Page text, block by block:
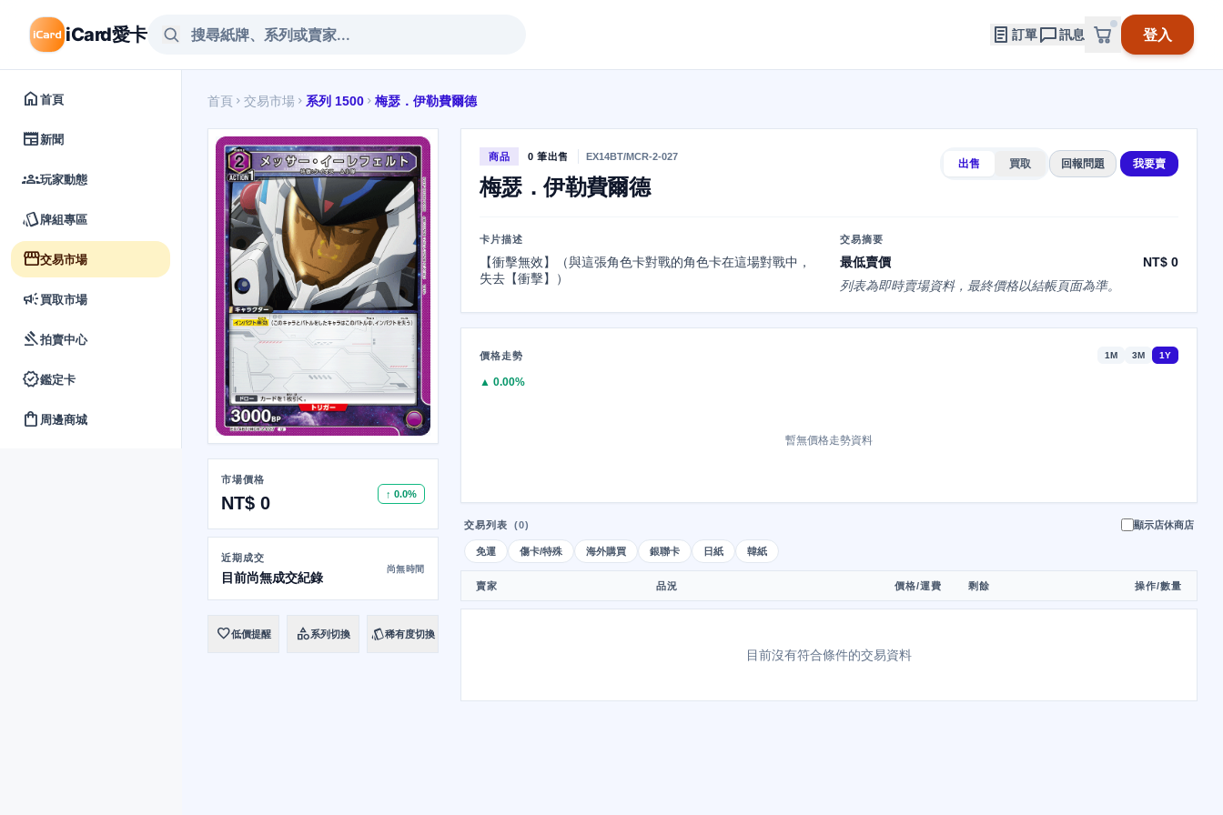
iCard愛卡 訂單 訊息 登入
home首頁
newspaper新聞
groups玩家動態
style牌組專區
storefront交易市場
campaign買取市場
gavel拍賣中心
verified鑑定卡
shopping_bag 周邊商城
首頁 chevron_right 交易市場 chevron_right 系列 1500 chevron_right 梅瑟．伊勒費爾德
市場價格
NT$ 0 ↑ 0.0%
近期成交
目前尚無成交紀錄
尚無時間
favorite低價提醒 category系列切換 style稀有度切換
商品 0 筆出售 EX14BT/MCR-2-027
梅瑟．伊勒費爾德
出售 買取 回報問題 我要賣
卡片描述
【衝擊無效】（與這張角色卡對戰的角色卡在這場對戰中，
失去【衝擊】）
交易摘要
最低賣價
NT$ 0
列表為即時賣場資料，最終價格以結帳頁面為準。
價格走勢 1M 3M 1Y
▲ 0.00%
暫無價格走勢資料
交易列表 (0) 顯示店休商店
免運 傷卡/特殊 海外購買 銀聯卡 日紙 韓紙
賣家 品況 價格/運費 剩餘 操作/數量
目前沒有符合條件的交易資料